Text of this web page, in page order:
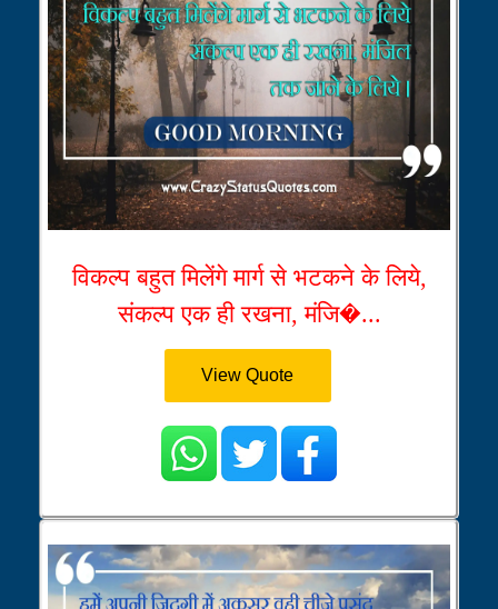
विकल्प बहुत मिलेंगे मार्ग से भटकने के लिये,
संकल्प एक ही रखना, मंजि�...
View Quote